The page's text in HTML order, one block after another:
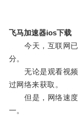
飞马加速器ios下载
今天，互联网已
分。
无论是观看视频
过网络来获取。
但是，网络速度
一。